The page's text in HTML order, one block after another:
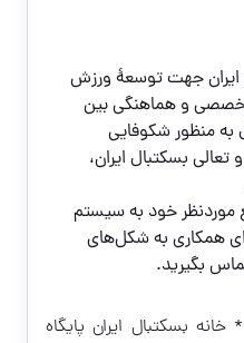
ایران جهتتوسعۀ ورزش
تخصصی و هماهنگی بین
به منظور شکوفایی
تعالی بسکتبال ایران،
موردنظر خود بهسیستم
همکاری به شکل‌های
بگیرید.
بسکتبال ایران پایگاه